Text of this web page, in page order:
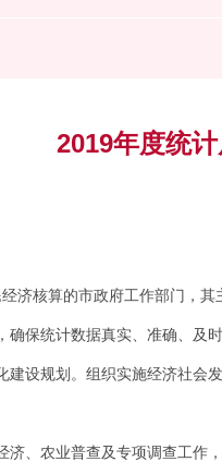
2019年度统
济核算的市政府工作部门，其
确保统计数据真实、准确、及
建设规划。组织实施经济社会
济、农业普查及专项调查工作